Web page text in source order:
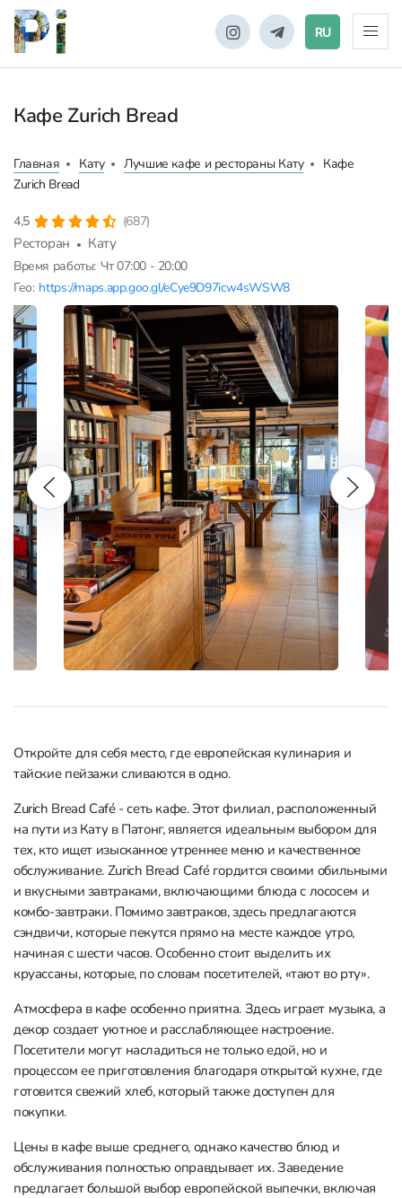
RU
Кафе Zurich Bread
Главная Кату Лучшие кафе и рестораны Кату
Кафе
Zurich Bread
4,5 (687)
Ресторан Кату
Время работы: Чт 07:00 - 20:00
Гео: https://maps.app.goo.gl/eCye9D97icw4sWSW8
Откройте для себя место, где европейская кулинария и
тайские пейзажи сливаются в одно.
Zurich Bread Café - сеть кафе. Этот филиал, расположенный
на пути из Кату в Патонг, является идеальным выбором для
тех, кто ищет изысканное утреннее меню и качественное
обслуживание. Zurich Bread Café гордится своими обильными
и вкусными завтраками, включающими блюда с лососем и
комбо-завтраки. Помимо завтраков, здесь предлагаются
сэндвичи, которые пекутся прямо на месте каждое утро,
начиная с шести часов. Особенно стоит выделить их
круассаны, которые, по словам посетителей, «тают во рту».
Атмосфера в кафе особенно приятна. Здесь играет музыка, а
декор создает уютное и расслабляющее настроение.
Посетители могут насладиться не только едой, но и
процессом ее приготовления благодаря открытой кухне, где
готовится свежий хлеб, который также доступен для
покупки.
Цены в кафе выше среднего, однако качество блюд и
обслуживания полностью оправдывает их. Заведение
предлагает большой выбор европейской выпечки, включая